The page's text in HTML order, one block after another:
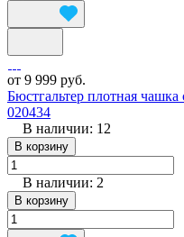
от 9 999 руб.
Бюстгальтер плотная
020434
В наличии: 12
В корзину
В наличии: 2
В корзину